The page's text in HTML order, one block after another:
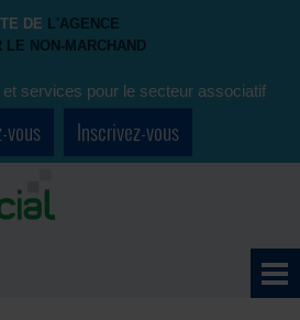
DE L'AGENCE
LE NON-MARCHAND
services pour le secteur associatif
vous Inscrivez-vous